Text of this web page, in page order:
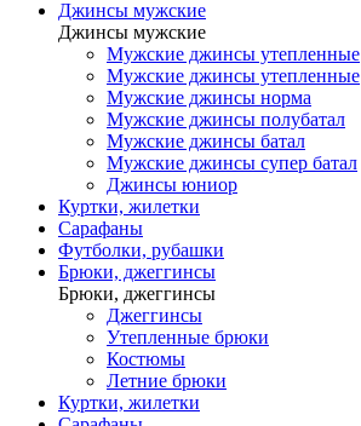
Джинсы мужские
Джинсы мужские
Мужские джинсы утепленные
Мужские джинсы утепленные
Мужские джинсы норма
Мужские джинсы полубатал
Мужские джинсы батал
Мужские джинсы супер батал
Джинсы юниор
Куртки, жилетки
Сарафаны
Футболки, рубашки
Брюки, джеггинсы
Брюки, джеггинсы
Джеггинсы
Утепленные брюки
Костюмы
Летние брюки
Куртки, жилетки